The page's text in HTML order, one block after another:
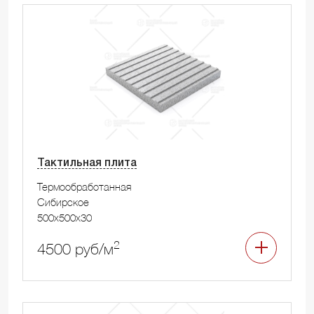
Тактильная плита
Термообработанная
Сибирское
500x500x30
4500 руб/м2